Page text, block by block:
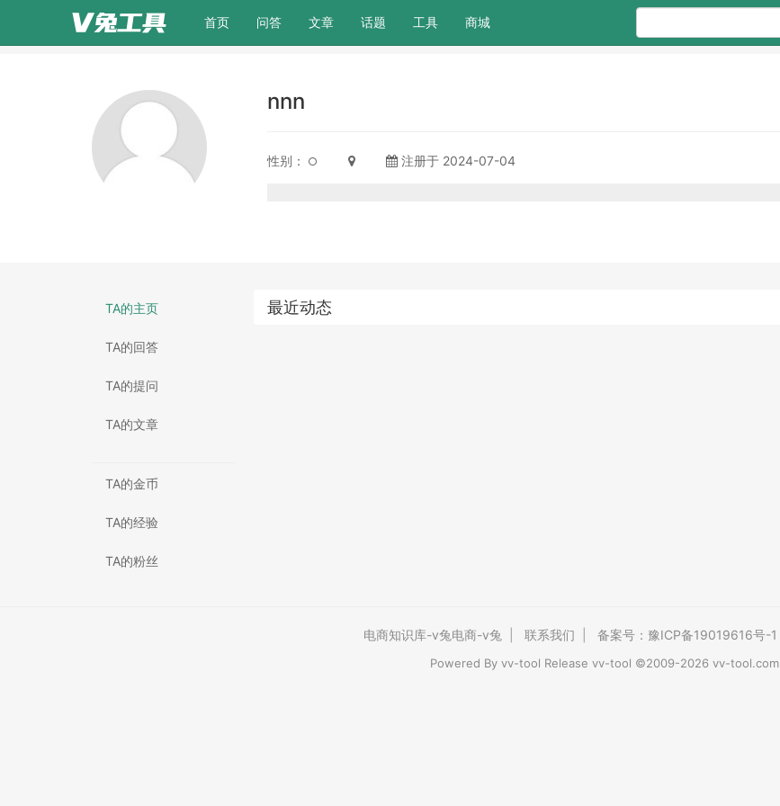
首页(current)
问答 文章 话题 工具 商城
nnn
性别： 注册于 2024-07-04
TA的主页
TA的回答
TA的提问
TA的文章
TA的金币
TA的经验
TA的粉丝
最近动态
电商知识库-v兔电商-v兔 联系我们 备案号：豫ICP备19019616号-1
Powered By vv-tool Release vv-tool ©2009-2026 vv-tool.com